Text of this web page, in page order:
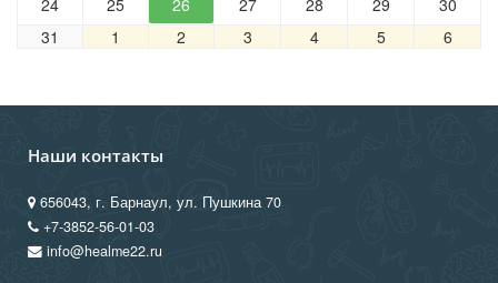
24
25 26 27 28 29
30
31
1 2 3 4 5 6
Наши контакты
656043, г. Барнаул, ул. Пушкина 70
+7-3852-56-01-03
info@healme22.ru